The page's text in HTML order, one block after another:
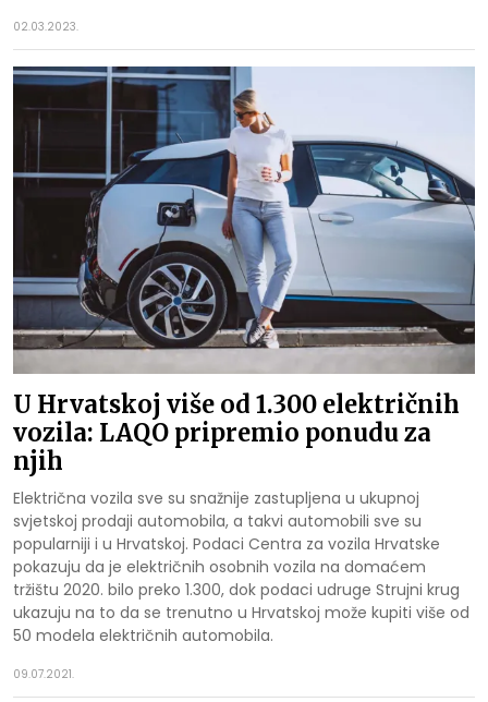
02.03.2023.
U Hrvatskoj više od 1.300 električnih
vozila: LAQO pripremio ponudu za
njih
Električna vozila sve su snažnije zastupljena u ukupnoj
svjetskoj prodaji automobila, a takvi automobili sve su
popularniji i u Hrvatskoj. Podaci Centra za vozila Hrvatske
pokazuju da je električnih osobnih vozila na domaćem
tržištu 2020. bilo preko 1.300, dok podaci udruge Strujni krug
ukazuju na to da se trenutno u Hrvatskoj može kupiti više od
50 modela električnih automobila.
09.07.2021.